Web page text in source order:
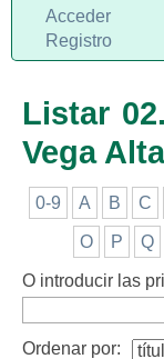
Listar
Vega
0-9 A B C
O P Q
O introducir las
Ordenar por:
Acceder
Registro